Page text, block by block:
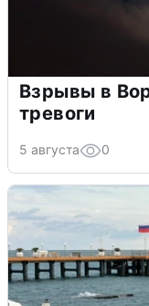
Взрывы в
тревоги
5 августа 0